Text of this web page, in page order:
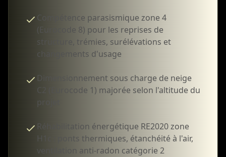
Compétence parasismique zone 4
(Eurocode 8) pour les reprises de
structure, trémies, surélévations et
changements d'usage
Dimensionnement sous charge de neige
C2 (Eurocode 1) majorée selon l'altitude du
projet
Réhabilitation énergétique RE2020 zone
H1c : ponts thermiques, étanchéité à l'air,
ventilation anti-radon catégorie 2